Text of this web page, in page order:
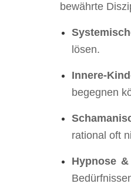
bewährte
lösen.
Innere-
begegnen
rational oft
Hypnose